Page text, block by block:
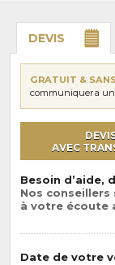
DEVIS
GRATUIT &
communiquera
AVEC
Besoin d’aide,
Nos
à votre écoute
Date de votre